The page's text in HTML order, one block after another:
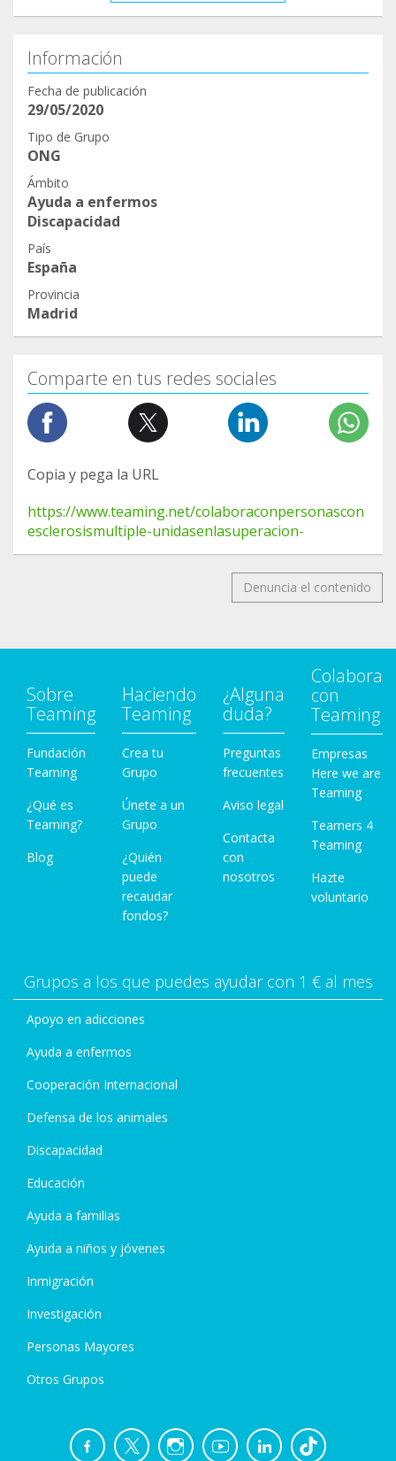
Información
Fecha de publicación
29/05/2020
Tipo de Grupo
ONG
Ámbito
Ayuda a enfermos
Discapacidad
País
España
Provincia
Madrid
Comparte en tus redes sociales
Copia y pega la URL
https://www.teaming.net/colaboraconpersonascon
esclerosismultiple-unidasenlasuperacion-
Denuncia el contenido
Sobre
Teaming
Fundación
Teaming
¿Qué es
Teaming?
Blog
Haciendo
Teaming
Crea tu
Grupo
Únete a un
Grupo
¿Quién
puede
recaudar
fondos?
¿Alguna
duda?
Preguntas
frecuentes
Aviso legal
Contacta
con
nosotros
Colabora
con
Teaming
Empresas
Here we are
Teaming
Teamers 4
Teaming
Hazte
voluntario
Grupos a los que puedes ayudar con 1 € al mes
Apoyo en adicciones
Ayuda a enfermos
Cooperación Internacional
Defensa de los animales
Discapacidad
Educación
Ayuda a familias
Ayuda a niños y jóvenes
Inmigración
Investigación
Personas Mayores
Otros Grupos